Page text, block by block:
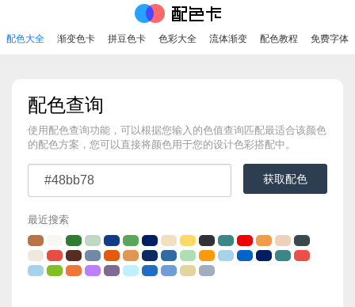
配色大全 渐变色卡 拼豆色卡 色彩大全 流体渐变 配色教程 免费字体
配色查询
使用配色查询功能，可以根据您输入的色值查询匹配最适合该颜色
的配色方案，您可以直接将颜色用于您的设计色彩搭配中。
获取配色
最近搜索